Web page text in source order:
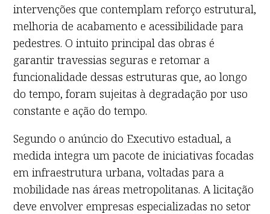
intervenções que contemplam reforço estrutural,
melhoria de acabamento e acessibilidade para
pedestres. O intuito principal das obras é
garantir travessias seguras e retomar a
funcionalidade dessas estruturas que, ao longo
do tempo, foram sujeitas à degradação por uso
constante e ação do tempo.
Segundo o anúncio do Executivo estadual, a
medida integra um pacote de iniciativas focadas
em infraestrutura urbana, voltadas para a
mobilidade nas áreas metropolitanas. A licitação
deve envolver empresas especializadas no setor